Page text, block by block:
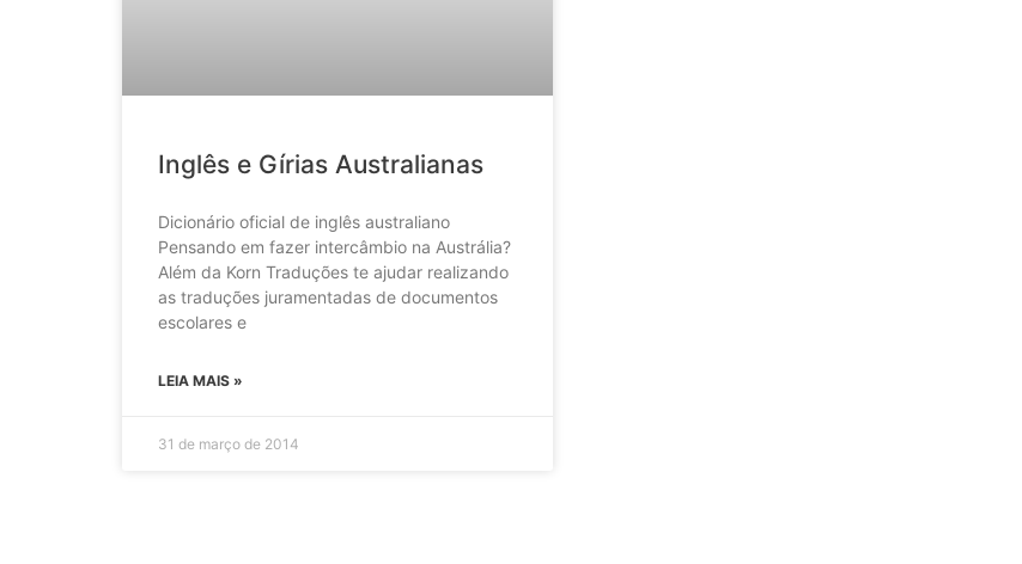
Inglês e Gírias Australianas
Dicionário oficial de inglês australiano
Pensando em fazer intercâmbio na Austrália?
Além da Korn Traduções te ajudar realizando
as traduções juramentadas de documentos
escolares e
LEIA MAIS »
31 de março de 2014